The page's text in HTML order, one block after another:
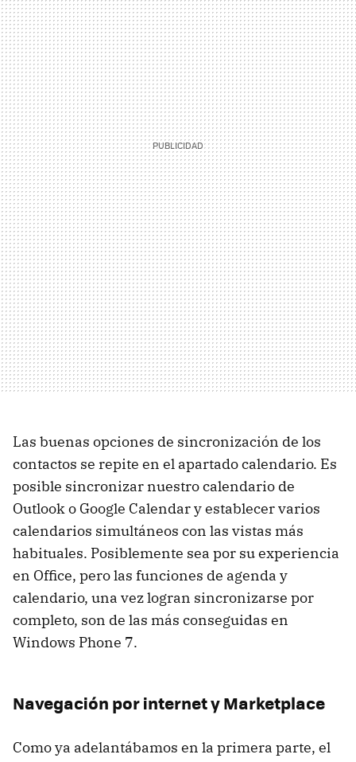
Las buenas opciones de sincronización de los
contactos se repite en el apartado calendario. Es
posible sincronizar nuestro calendario de
Outlook o Google Calendar y establecer varios
calendarios simultáneos con las vistas más
habituales. Posiblemente sea por su experiencia
en Office, pero las funciones de agenda y
calendario, una vez logran sincronizarse por
completo, son de las más conseguidas en
Windows Phone 7.
Navegación por internet y Marketplace
Como ya adelantábamos en la primera parte, el